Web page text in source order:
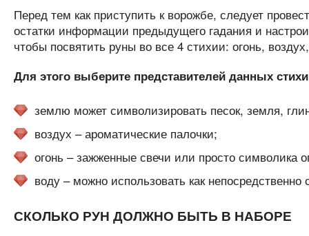
Перед тем как приступить к ворожбе, следует
остатки информации предыдущего гадания и
чтобы посвятить руны во все 4 стихии: огонь,
Для этого выберите представителей данных
землю может символизировать песок, земля,
воздух – ароматические палочки;
огонь – зажженные свечи или просто символика
воду – можно использовать как
СКОЛЬКО РУН ДОЛЖНО БЫТЬ В НАБОРЕ